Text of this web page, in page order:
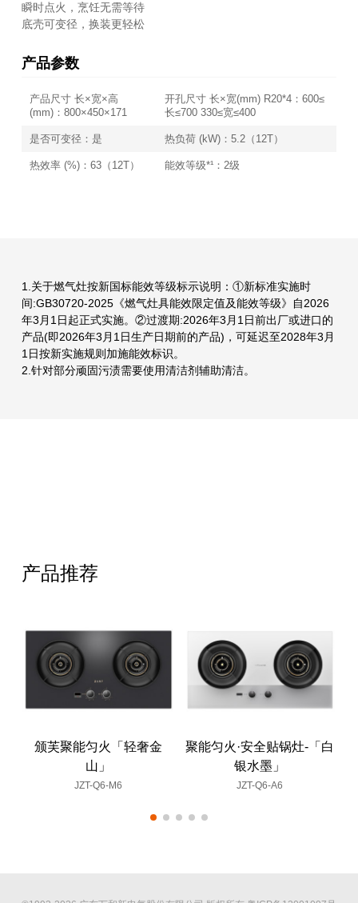
瞬时点火，烹饪无需等待
底壳可变径，换装更轻松
产品参数
产品尺寸 长×宽×高
(mm)：800×450×171
开孔尺寸 长×宽(mm) R20*4：600≤
长≤700 330≤宽≤400
是否可变径：是 热负荷 (kW)：5.2（12T）
热效率 (%)：63（12T） 能效等级*¹：2级
1.关于燃气灶按新国标能效等级标示说明：①新标准实施时
间:GB30720-2025《燃气灶具能效限定值及能效等级》自2026
年3月1日起正式实施。②过渡期:2026年3月1日前出厂或进口的
产品(即2026年3月1日生产日期前的产品)，可延迟至2028年3月
1日按新实施规则加施能效标识。
2.针对部分顽固污渍需要使用清洁剂辅助清洁。
产品推荐
颁芙聚能匀火「轻奢金
山」
JZT-Q6-M6
聚能匀火·安全贴锅灶-「白
银水墨」
JZT-Q6-A6